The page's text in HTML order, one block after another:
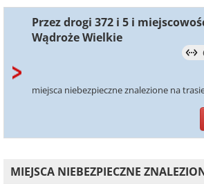
Przez drogi 372 i 5 i
Wądroże Wielkie
miejsca niebezpieczne znalezione na
MIEJSCA NIEBEZPIECZNE